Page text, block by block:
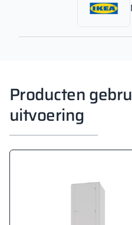
Producten
uitvoering